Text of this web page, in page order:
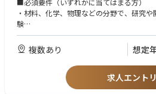
他の拠点のエンジニアとチームを組む、
拠点のプロジェクトに参加することもあり
2. 前工程プロセス性能の検証・改善
画（DOE）で改善。歩留まり向上を支援
3. トラブルシュート（原因解析）
ガス、温度、圧力、RF、チャンバー状態
原因を切り分ける
■必須要件（いずれかに当てはまる方）
・材料、化学、物理などの分野で、研究
験
（大学院での研究経験、またはそれに近
・実験や評価を通じて、条件を変えなが
になったのか」を考え、説明してきた経験
・技術的な内容について、社内外の関係者
わせたり、方針を決めた経験
・現場や装置、実機を扱う業務の中で、
複数あり 想定
求人エント